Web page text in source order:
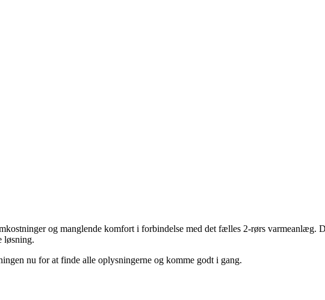
og manglende komfort i forbindelse med det fælles 2-rørs varmeanlæg.
løsning.
nu for at finde alle oplysningerne og komme godt i gang.